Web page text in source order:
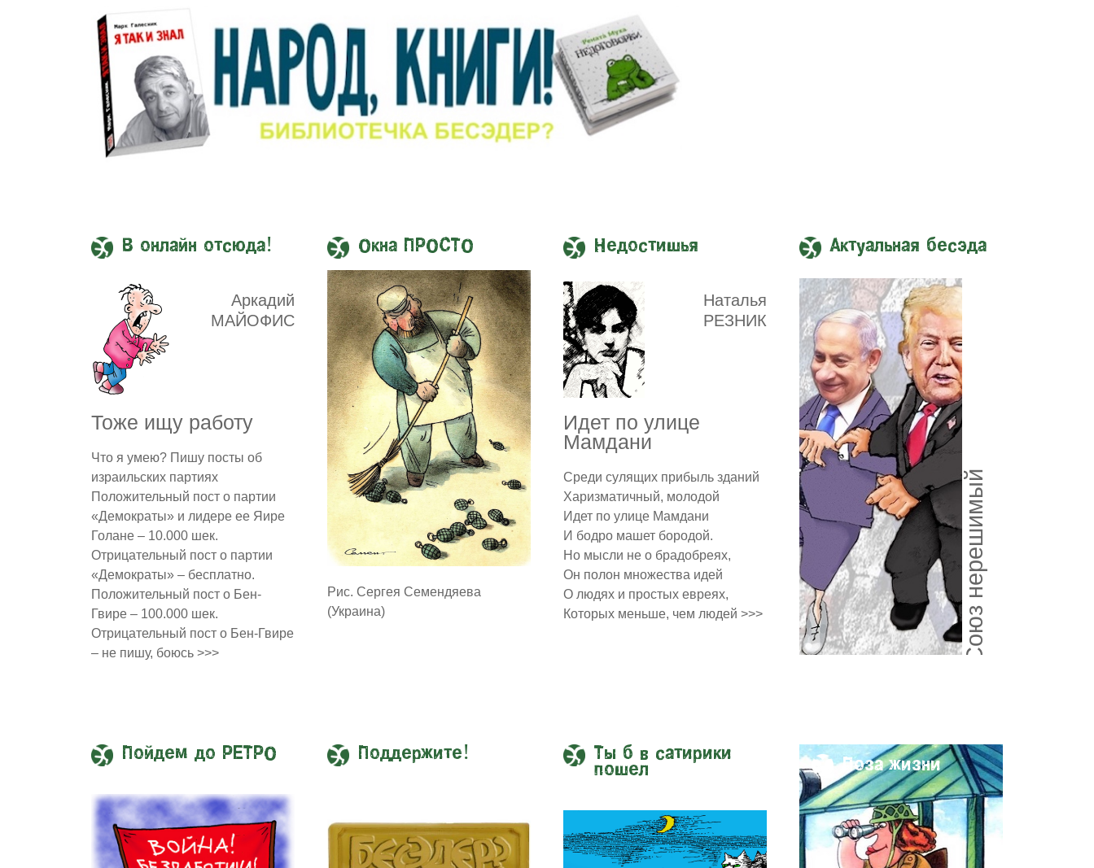
В онлайн отсюда!
Аркадий
МАЙОФИС
Тоже ищу работу
Что я умею? Пишу посты об
израильских партиях
Положительный пост о партии
«Демократы» и лидере ее Яире
Голане – 10.000 шек.
Отрицательный пост о партии
«Демократы» – бесплатно.
Положительный пост о Бен-
Гвире – 100.000 шек.
Отрицательный пост о Бен-Гвире
– не пишу, боюсь >>>
Окна ПРОСТО
Рис. Сергея Семендяева
(Украина)
Недостишья
Наталья
РЕЗНИК
Идет по улице
Мамдани
Среди сулящих прибыль зданий
Харизматичный, молодой
Идет по улице Мамдани
И бодро машет бородой.
Но мысли не о брадобреях,
Он полон множества идей
О людях и простых евреях,
Которых меньше, чем людей >>>
Актуальная бесэда
Союз нерешимый
Пойдем до РЕТРО Поддержите!
Ты б в сатирики
пошел
Поза жизни